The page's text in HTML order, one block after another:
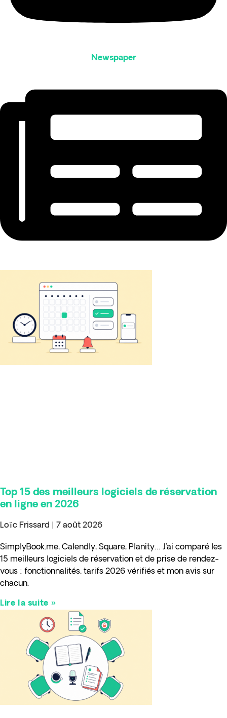
Newspaper
Top 15 des meilleurs logiciels de réservation
en ligne en 2026
Loïc Frissard 7 août 2026
SimplyBook.me, Calendly, Square, Planity… J’ai comparé les
15 meilleurs logiciels de réservation et de prise de rendez-
vous : fonctionnalités, tarifs 2026 vérifiés et mon avis sur
chacun.
Lire la suite »